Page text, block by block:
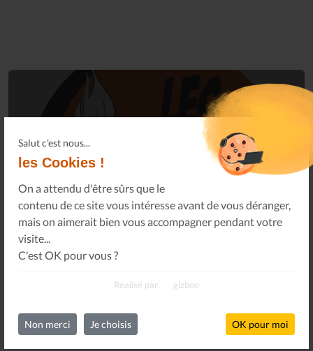
Salut c'est nous...
les Cookies !
On a attendu d'être sûrs que le
contenu de ce site vous intéresse avant de vous déranger,
mais on aimerait bien vous accompagner pendant votre
visite...
C'est OK pour vous ?
Réalisé par gizboo
Non merci Je choisis OK pour moi
Sur votre espace dédié.
Connexion